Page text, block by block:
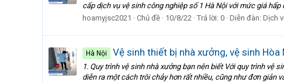
cấp dịch vụ vệ sinh công nghiệp số 1 Hà Nội với mức giá
hoamyjsc2021
Chủ đề 10/8/22 Trả lời: 0 Diễn đàn: Dịch
Hà Nội Vệ sinh thiết bị nhà xưởng, vệ sinh Hòa
1. Quy trình vệ sinh nhà xưởng bạn nên biết Với quy trình
diễn ra một cách trôi chảy hơn rất nhiều, cũng như đơn giản